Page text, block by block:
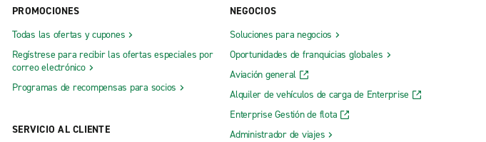
PROMOCIONES
Todas las ofertas y cupones
Regístrese para recibir las ofertas especiales por
correo electrónico
Programas de recompensas para socios
SERVICIO AL CLIENTE
NEGOCIOS
Soluciones para negocios
Oportunidades de franquicias globales
Aviación general
Alquiler de vehículos de carga de Enterprise
Enterprise Gestión de flota
Administrador de viajes